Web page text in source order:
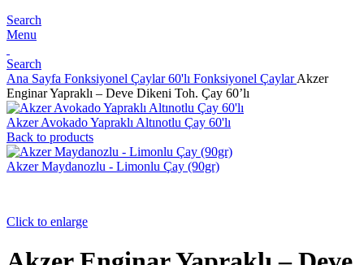
Search
Menu
Search
Ana Sayfa Fonksiyonel Çaylar60'lı Fonksiyonel ÇaylarAkzer
Enginar Yapraklı – Deve Dikeni Toh. Çay 60’lı
Akzer Avokado Yapraklı Altınotlu Çay 60'lı
Back to products
Akzer Maydanozlu - Limonlu Çay (90gr)
Click to enlarge